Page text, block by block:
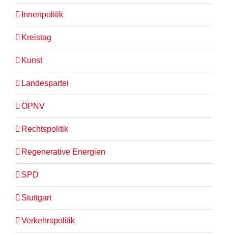
Innenpolitik
Kreistag
Kunst
Landespartei
ÖPNV
Rechtspolitik
Regenerative Energien
SPD
Stuttgart
Verkehrspolitik